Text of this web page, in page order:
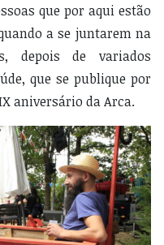
que por aqui estão
a se juntarem na
depois de variados
que se publique por
aniversário da Arca.